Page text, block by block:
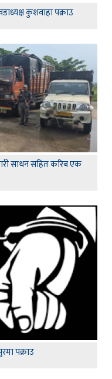
कुशवाहा पक्राउ
साधन सहित करिब एक
पक्राउ